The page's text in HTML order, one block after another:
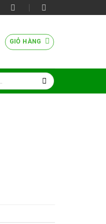
GIỎ HÀNG